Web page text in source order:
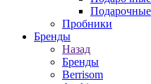
Пробники
Бренды
Назад
Бренды
Berrisom